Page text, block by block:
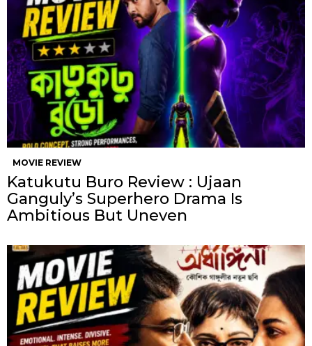
MOVIE REVIEW
Katukutu Buro Review : Ujaan
Ganguly’s Superhero Drama Is
Ambitious But Uneven